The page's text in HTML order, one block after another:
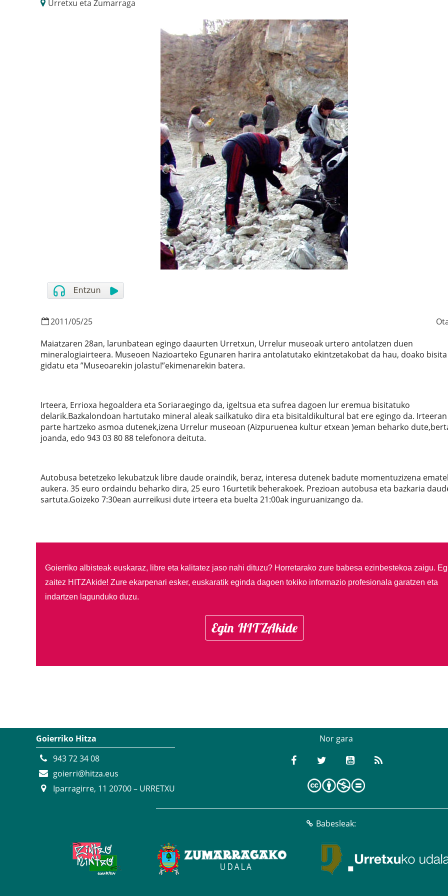
Urretxu eta Zumarraga
2011/05/25
Maiatzaren 28an, larunbatean egingo daaurten Urretxun, Urrelur museoak urtero antolatzen duen
mineralogiairteera. Museoen Nazioarteko Egunaren harira antolatutako ekintzetakobat da hau, doako bisita
gidatu eta ”Museoarekin jolastu!”ekimenarekin batera.
Irteera, Errioxa hegoaldera eta Soriaraegingo da, igeltsua eta sufrea dagoen lur eremua bisitatuko
delarik.Bazkalondoan hartutako mineral aleak sailkatuko dira eta bisitaldikultural bat ere egingo da. Irteeran
parte hartzeko asmoa dutenek,izena Urrelur museoan (Aizpuruenea kultur etxean )eman beharko
joanda, edo 943 03 80 88 telefonora deituta.
Autobusa betetzeko lekubatzuk libre daude oraindik, beraz, interesa dutenek badute momentuzizena
aukera. 35 euro ordaindu beharko dira, 25 euro 16urtetik beherakoek. Prezioan autobusa eta bazkaria
sartuta.Goizeko 7:30ean aurreikusi dute irteera eta buelta 21:00ak inguruanizango da.
Goierriko albisteak euskaraz, libre eta kalitatez jaso nahi dituzu? Horretarako zure babesa ezinbestekoa zaigu.
zaitez HITZAkide! Zure ekarpenari esker, euskaratik eginda dagoen tokiko informazio profesionala garatzen eta
indartzen lagunduko duzu.
Egin HITZAkide
Goierriko Hitza
943 72 34 08
goierri@hitza.eus
Iparragirre, 11 20700 – URRETXU
Nor gara
Babesleak: